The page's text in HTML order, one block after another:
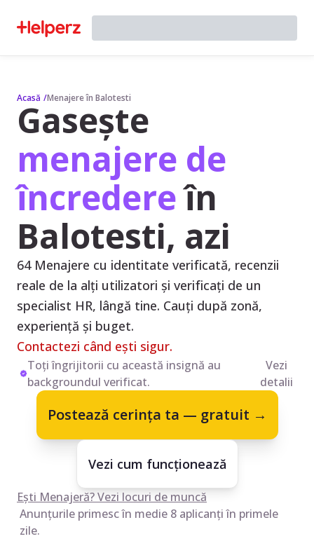
Acasă /Menajere în Balotesti
Gasește
menajere de
încredereîn
Balotesti, azi
64 Menajere cu identitate verificată, recenzii
reale de la alți utilizatori și verificați de un
specialist HR, lângă tine. Cauți după zonă,
experiență și buget.
Contactezi când ești sigur.
Toți îngrijitorii cu această insignă au
backgroundul verificat.
Vezi
detalii
Postează cerința ta — gratuit →
Vezi cum funcționează
Ești Menajeră? Vezi locuri de muncă
Anunțurile primesc în medie 8 aplicanți în primele
zile.